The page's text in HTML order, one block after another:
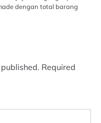
dengan total barang
Required